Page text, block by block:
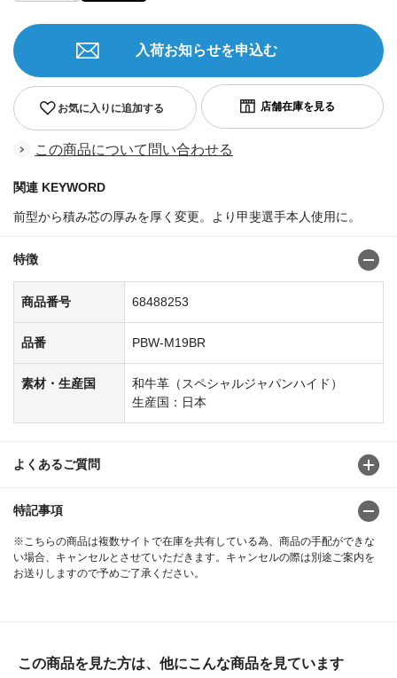
お気に入りに追加する
入荷お知らせを申込む
この商品について問い合わせる
関連 KEYWORD
前型から積み芯の厚みを厚く変更。より甲斐選手本人使用に。
特徴
商品番号 68488253
品番 PBW-M19BR
素材・生産国
和牛革（スペシャルジャパンハイド）
生産国：日本
よくあるご質問
特記事項
※こちらの商品は複数サイトで在庫を共有している為、商品の手配ができな
い場合、キャンセルとさせていただきます。キャンセルの際は別途ご案内を
お送りしますので予めご了承ください。
この商品を見た方は、他にこんな商品を見ています